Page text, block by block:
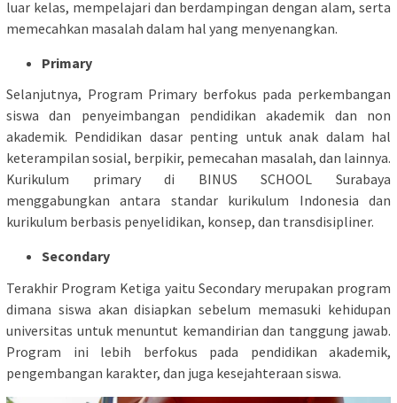
luar kelas, mempelajari dan berdampingan dengan alam, serta
memecahkan masalah dalam hal yang menyenangkan.
Primary
Selanjutnya, Program Primary berfokus pada perkembangan
siswa dan penyeimbangan pendidikan akademik dan non
akademik. Pendidikan dasar penting untuk anak dalam hal
keterampilan sosial, berpikir, pemecahan masalah, dan lainnya.
Kurikulum primary di BINUS SCHOOL Surabaya
menggabungkan antara standar kurikulum Indonesia dan
kurikulum berbasis penyelidikan, konsep, dan transdisipliner.
Secondary
Terakhir Program Ketiga yaitu Secondary merupakan program
dimana siswa akan disiapkan sebelum memasuki kehidupan
universitas untuk menuntut kemandirian dan tanggung jawab.
Program ini lebih berfokus pada pendidikan akademik,
pengembangan karakter, dan juga kesejahteraan siswa.